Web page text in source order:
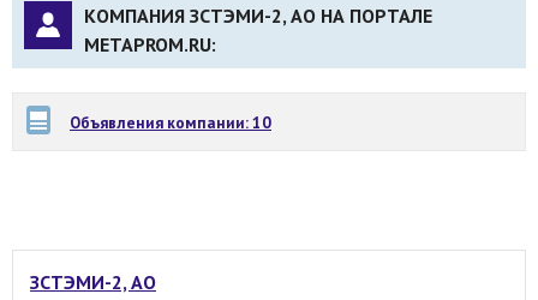
КОМПАНИЯ ЗСТЭМИ-2, АО НА ПОРТАЛЕ
METAPROM.RU:
Объявления компании: 10
ЗСТЭМИ-2, АО